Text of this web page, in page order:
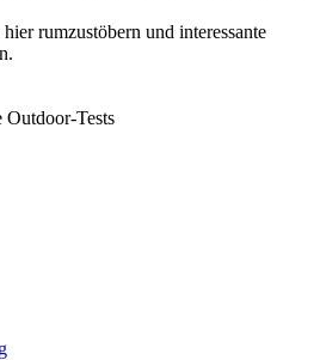
rumzustöbern und interessante
Outdoor-Tests